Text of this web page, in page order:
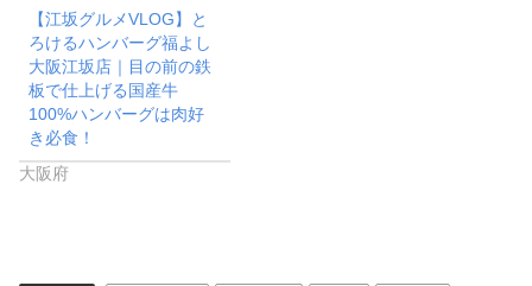
【江坂グルメVLOG】と
ろけるハンバーグ福よし
大阪江坂店｜目の前の鉄
板で仕上げる国産牛
100%ハンバーグは肉好
き必食！
大阪府